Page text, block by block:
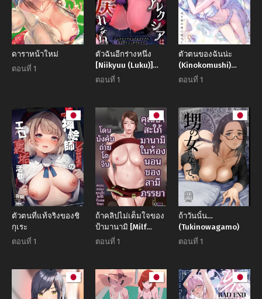
ดาราหน้าใหม่
ตอนที่ 1
ตัวฉันอีกร่างหนึ่ง
[Niikyuu (Luku)]
Juketsu no Majo
Modorenai
ตอนที่ 1
ตัวตนของฉันน่ะ
(Kinokomushi)
(Blue Archive)
ตอนที่ 1
ตัวตนที่แท้จริงของชิ
กุเระ
ตอนที่ 1
ถ้าคลิปไม่เต็มใจของ
ป้ามานามิ [Milf
Shobou]
ตอนที่ 1
ถ้าวันนั้น…
(Tukinowagamo)
ตอนที่ 1